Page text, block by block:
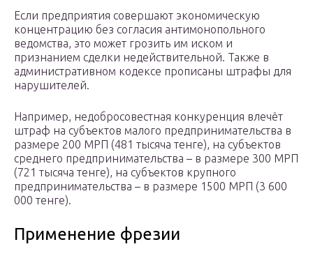
Если предприятия совершают экономическую
концентрацию без согласия антимонопольного
ведомства, это может грозить им иском и
признанием сделки недействительной. Также в
административном кодексе прописаны штрафы для
нарушителей.
Например, недобросовестная конкуренция влечёт
штраф на субъектов малого предпринимательства в
размере 200 МРП (481 тысяча тенге), на субъектов
среднего предпринимательства – в размере 300 МРП
(721 тысяча тенге), на субъектов крупного
предпринимательства – в размере 1500 МРП (3 600
000 тенге).
Применение фрезии